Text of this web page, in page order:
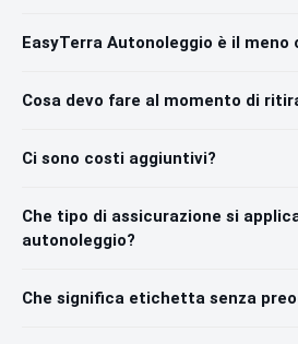
EasyTerra Autonoleggio è il meno
Cosa devo fare al momento di
Ci sono costi aggiuntivi?
Che tipo di assicurazione si
autonoleggio?
Che significa etichetta senza